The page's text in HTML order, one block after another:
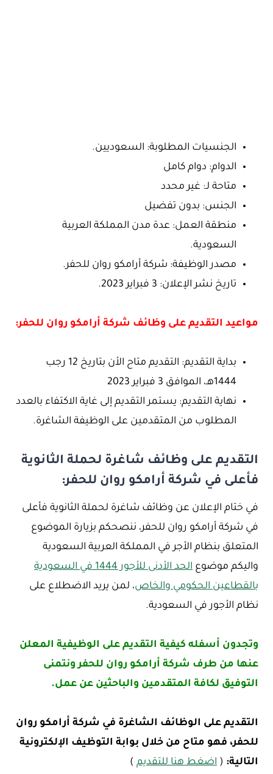
الجنسيات المطلوبة: السعوديين.
الدوام: دوام كامل
متاحة لـ: غير محدد
الجنس: بدون تفضيل
منطقة العمل: عدة مدن المملكة العربية
السعودية.
مصدر الوظيفة: شركة أرامكو روان للحفر.
تاريخ نشر الإعلان: 3 فبراير 2023.
مواعيد التقديم على وظائف شركة أرامكو روان للحفر:
بداية التقديم: التقديم متاح الأن بتاريخ 12 رجب
1444هـ، الموافق 3 فبراير 2023
نهاية التقديم: يستمر التقديم إلى غاية الاكتفاء بالعدد
المطلوب من المتقدمين على الوظيفة الشاغرة.
التقديم على وظائف شاغرة لحملة الثانوية
فأعلى في شركة أرامكو روان للحفر:
في ختام الإعلان عن وظائف شاغرة لحملة الثانوية فأعلى
في شركة أرامكو روان للحفر، ننصحكم بزيارة الموضوع
المتعلق بنظام الأجر في المملكة العربية السعودية
واليكم موضوع
الحد الأدنى للأجور 1444 في السعودية
بالقطاعين الحكومي والخاص، لمن يريد الاضطلاع على
نظام الأجور في السعودية.
وتجدون أسفله كيفية التقديم على الوظيفية المعلن
عنها من طرف شركة أرامكو روان للحفر ونتمنى
التوفيق لكافة المتقدمين والباحثين عن عمل.
التقديم على الوظائف الشاغرة في شركة أرامكو روان
للحفر، فهو متاح من خلال بوابة التوظيف الإلكترونية
التالية: ( اضغط هنا للتقديم )